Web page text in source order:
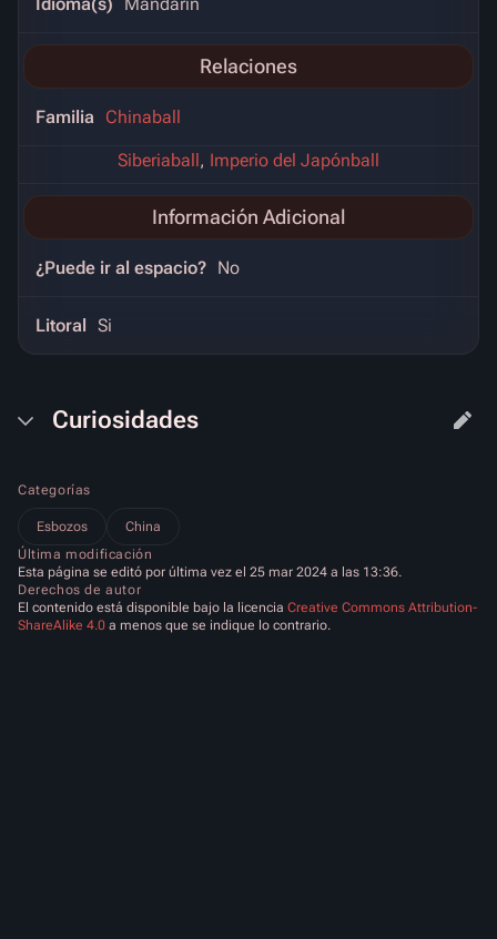
Relaciones
Familia Chinaball
Siberiaball, Imperio del Japónball
Información Adicional
¿Puede ir al espacio? No
Litoral Si
Curiosidades
Categorías
Esbozos
China
Última modificación
Esta página se editó por última vez el 25 mar 2024 a las 13:36.
Derechos de autor
El contenido está disponible bajo la licencia Creative Commons Attribution-
ShareAlike 4.0 a menos que se indique lo contrario.